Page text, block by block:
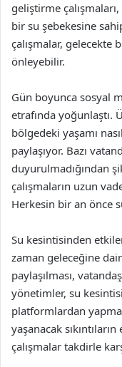
geliştirme
bir su şebekesine
çalışmalar, gelecekte
önleyebilir.
Gün boyunca sosyal
etrafında yoğunlaştı.
bölgedeki yaşamı
paylaşıyor. Bazı
duyurulmadığından
çalışmaların uzun
Herkesin bir an önce
Su kesintisinden
zaman geleceğine
paylaşılması,
yönetimler, su
platformlardan
yaşanacak
çalışmalar takdirle